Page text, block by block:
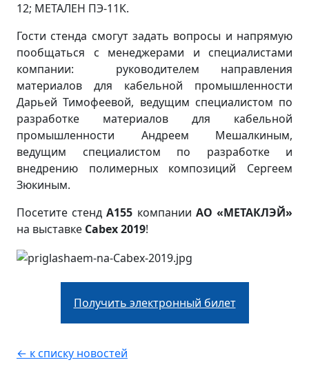
12; МЕТАЛЕН ПЭ-11К.
Гости стенда смогут задать вопросы и напрямую
пообщаться с менеджерами и специалистами
компании: руководителем направления
материалов для кабельной промышленности
Дарьей Тимофеевой, ведущим специалистом по
разработке материалов для кабельной
промышленности Андреем Мешалкиным,
ведущим специалистом по разработке и
внедрению полимерных композиций Сергеем
Зюкиным.
Посетите стендА155 компании АО «МЕТАКЛЭЙ»
на выставке Cabex 2019!
Получить электронный билет
← к списку новостей